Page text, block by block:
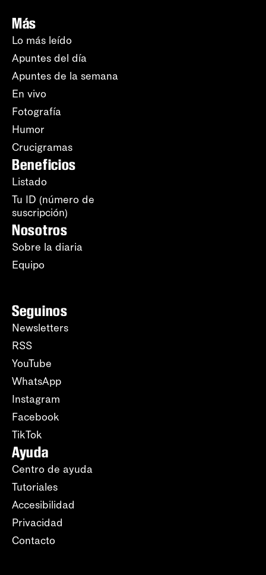
Más
Lo más leído
Apuntes del día
Apuntes de la semana
En vivo
Fotografía
Humor
Crucigramas
Beneficios
Listado
Tu ID (número de
suscripción)
Nosotros
Sobre la diaria
Equipo
Seguinos
Newsletters
RSS
YouTube
WhatsApp
Instagram
Facebook
TikTok
Ayuda
Centro de ayuda
Tutoriales
Accesibilidad
Privacidad
Contacto